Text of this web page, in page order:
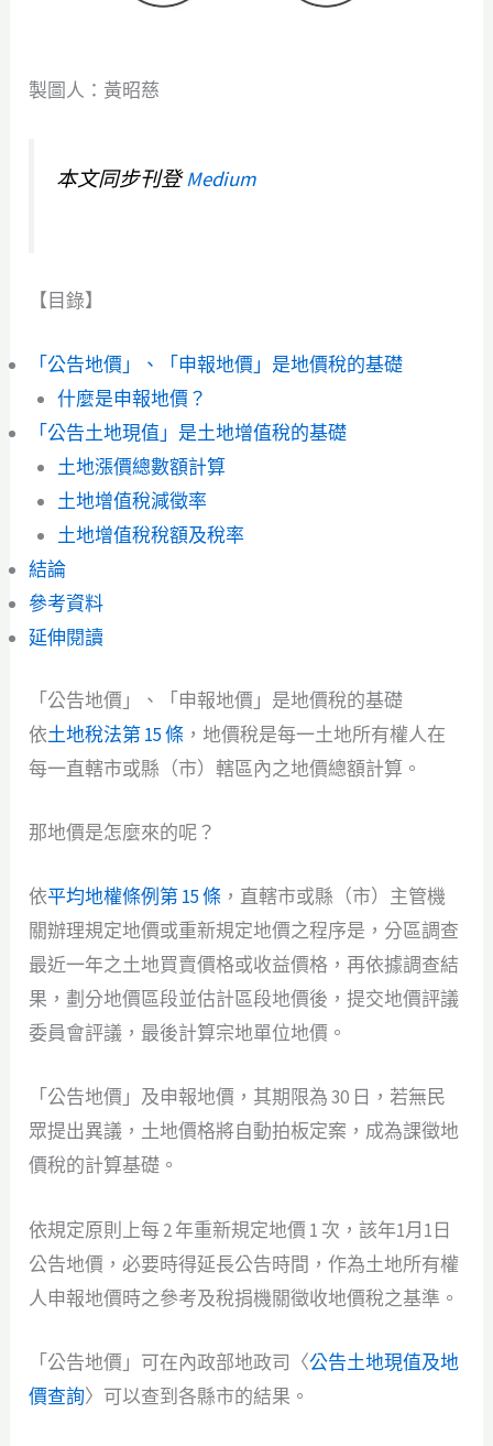
製圖人：黃昭慈
本文同步刊登Medium
【目錄】
「公告地價」、「申報地價」是地價稅的基礎
什麼是申報地價？
「公告土地現值」是土地增值稅的基礎
土地漲價總數額計算
土地增值稅減徵率
土地增值稅稅額及稅率
結論
參考資料
延伸閱讀
「公告地價」、「申報地價」是地價稅的基礎
依土地稅法第 15 條 ，地價稅是每一土地所有權人在
每一直轄市或縣（市）轄區內之地價總額計算。
那地價是怎麼來的呢？
依平均地權條例第 15 條 ，直轄市或縣（市）主管機
關辦理規定地價或重新規定地價之程序是，分區調查
最近一年之土地買賣價格或收益價格，再依據調查結
果，劃分地價區段並估計區段地價後，提交地價評議
委員會評議，最後計算宗地單位地價。
「公告地價」及申報地價，其期限為 30 日，若無民
眾提出異議，土地價格將自動拍板定案，成為課徵地
價稅的計算基礎。
依規定原則上每 2 年重新規定地價 1 次，該年1月1日
公告地價，必要時得延長公告時間，作為土地所有權
人申報地價時之參考及稅捐機關徵收地價稅之基準。
「公告地價」可在內政部地政司〈公告土地現值及地
價查詢〉可以查到各縣市的結果。